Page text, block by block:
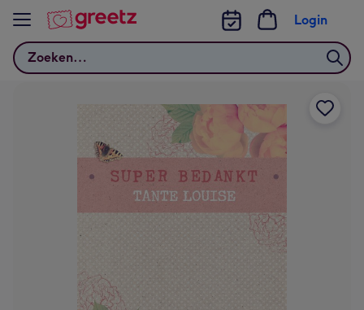
Bekijk meer
Zoeken
Login